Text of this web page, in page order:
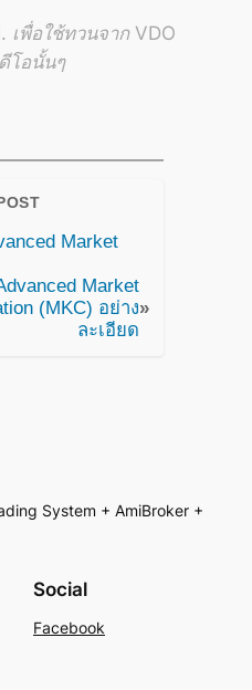
เพื่อใช้ทวนจาก VDO
โอนั้นๆ
Market
Market
(MKC) อย่าง
ละเอียด
»
System + AmiBroker +
Social
Facebook